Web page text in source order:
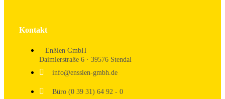
Kontakt
Enßlen GmbH
Daimlerstraße 6 · 39576 Stendal
info@ensslen-gmbh.de
Büro (0 39 31) 64 92 - 0